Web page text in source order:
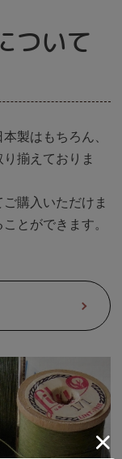
ついて
製はもちろん、
揃えておりま
購入いただけま
とができます。